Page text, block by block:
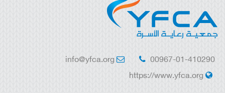
00967-01-410290
info@yfca.org
https://www.yfca.org